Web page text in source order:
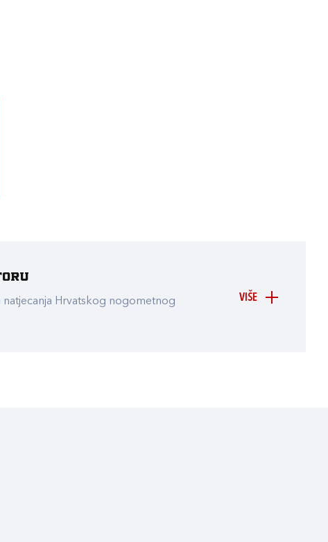
VIŠE
Hrvatskog nogometnog